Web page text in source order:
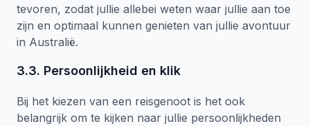
tevoren, zodat jullie allebei weten waar jullie aan toe
zijn en optimaal kunnen genieten van jullie avontuur
in Australië.
3.3. Persoonlijkheid en klik
Bij het kiezen van een reisgenoot is het ook
belangrijk om te kijken naar jullie persoonlijkheden